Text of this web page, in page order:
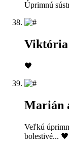
Úprimnú
Viktória
🖤
Marián
Veľkú
bolestivé... 🖤